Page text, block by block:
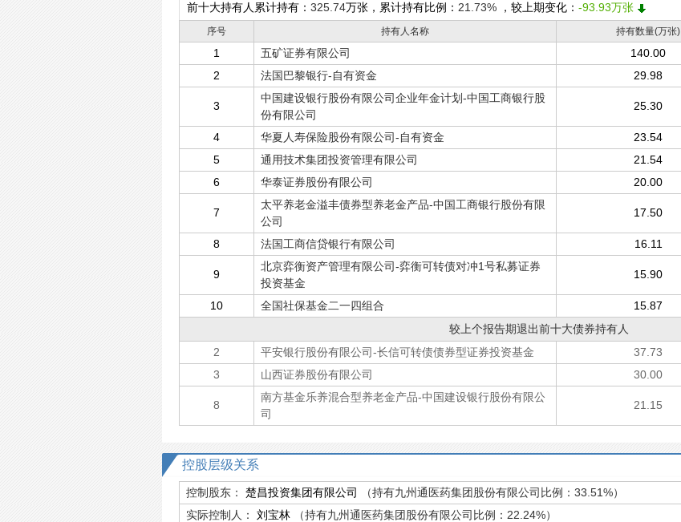
前十大持有人累计持有： 325.74万张，累计持有比例： 21.73% ，较上期变化： -93.93万张
序号 持有人名称 持有数量(万张)
1 五矿证券有限公司 140.00
2
法国巴黎银行-自有资金 29.98
3
中国建设银行股份有限公司企业年金计划-中国工商银行股
份有限公司
25.30
4 华夏人寿保险股份有限公司-自有资金 23.54
5
通用技术集团投资管理有限公司 21.54
6
华泰证券股份有限公司 20.00
7
太平养老金溢丰债券型养老金产品-中国工商银行股份有限
公司
17.50
8 法国工商信贷银行有限公司 16.11
9
北京弈衡资产管理有限公司-弈衡可转债对冲1号私募证券
投资基金
15.90
10 全国社保基金二一四组合 15.87
较上个报告期退出前十大债券持有人
2
平安银行股份有限公司-长信可转债债券型证券投资基金 37.73
3
山西证券股份有限公司 30.00
8
南方基金乐养混合型养老金产品-中国建设银行股份有限公
司
21.15
控股层级关系
控制股东： 楚昌投资集团有限公司
（持有九州通医药集团股份有限公司比例：33.51%）
实际控制人：
刘宝林
（持有九州通医药集团股份有限公司比例：22.24%）